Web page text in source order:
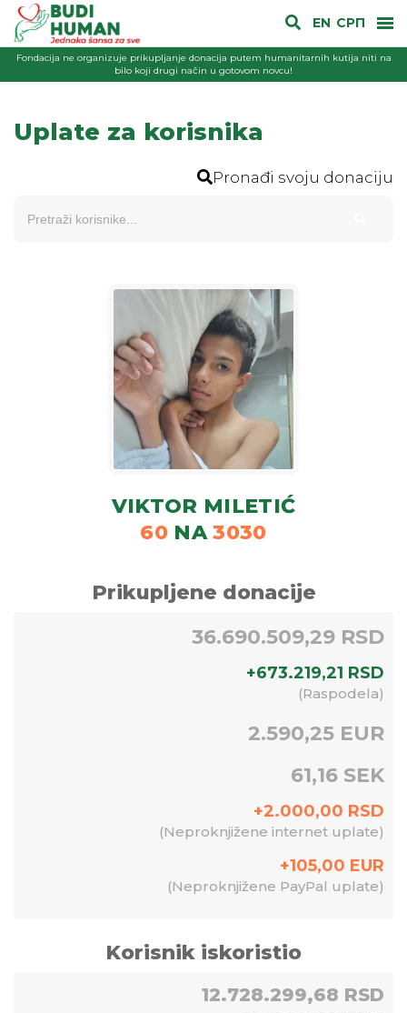
EN СРП
Fondacija ne organizuje prikupljanje donacija putem humanitarnih kutija niti na
bilo koji drugi način u gotovom novcu!
Uplate za korisnika
Pronađi svoju donaciju
VIKTOR MILETIĆ
60 NA 3030
Prikupljene donacije
36.690.509,29 RSD
+673.219,21 RSD
(Raspodela)
2.590,25 EUR
61,16 SEK
+2.000,00 RSD
(Neproknjižene internet uplate)
+105,00 EUR
(Neproknjižene PayPal uplate)
Korisnik iskoristio
12.728.299,68 RSD